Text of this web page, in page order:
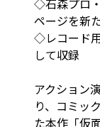
◇石森プロ
ページを新
◇レコード
して収録
アクション
り、コミッ
た本作「仮